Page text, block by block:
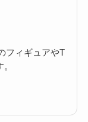
フィギュアやT